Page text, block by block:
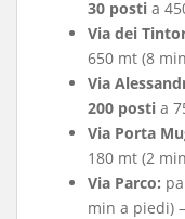
30 posti a
Via dei
650 mt (8
Via
200 posti a
Via Porta
180 mt (2
Via Parco:
min a piedi) –